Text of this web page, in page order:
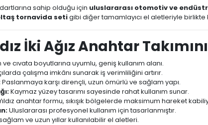
sahip olduğu için uluslararası otomotiv ve
tornavida setigibi diğer tamamlayıcı el aletleriyle
İki Ağız Anahtar
cıvata boyutlarına uyumlu, geniş kullanım alanı.
çalışma imkânı sunarak iş verimliliğini artırır.
Paslanmaya karşı dirençli, uzun ömürlü ve sağlam yapı.
Kaymaz yüzey tasarımı sayesinde rahat kullanım sunar.
anahtar formu, sıkışık bölgelerde maksimum hareket
Uluslararası profesyonel kullanım için tasarlanmıştır.
ve uzun yıllar kullanılabilir el aletleri.